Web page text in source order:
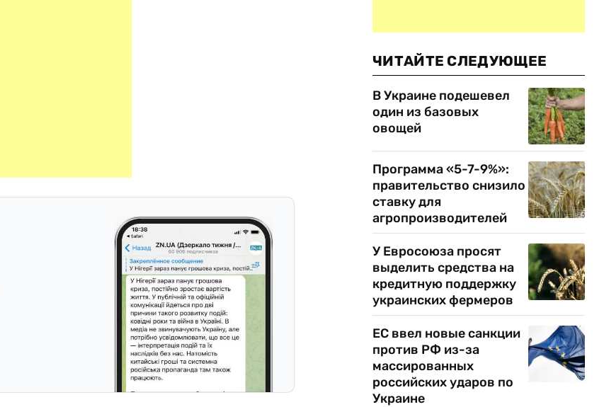
ЧИТАЙТЕ СЛЕДУЮЩЕЕ
В Украине подешевел
один из базовых
овощей
Программа «5-7-9%»:
правительство снизило
ставку для
агропроизводителей
У Евросоюза просят
выделить средства на
кредитную поддержку
украинских фермеров
ЕС ввел новые санкции
против РФ из-за
массированных
российских ударов по
Украине